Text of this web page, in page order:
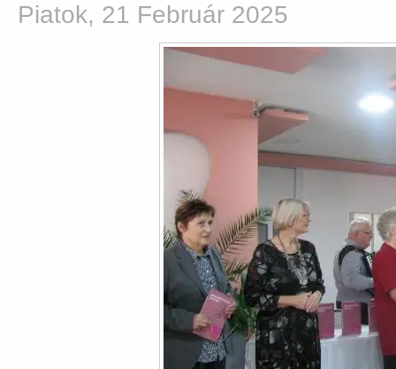
Piatok, 21 Február 2025